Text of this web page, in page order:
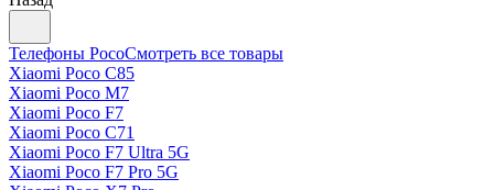
Телефоны PocoСмотреть все товары
Xiaomi Poco C85
Xiaomi Poco M7
Xiaomi Poco F7
Xiaomi Poco C71
Xiaomi Poco F7 Ultra 5G
Xiaomi Poco F7 Pro 5G